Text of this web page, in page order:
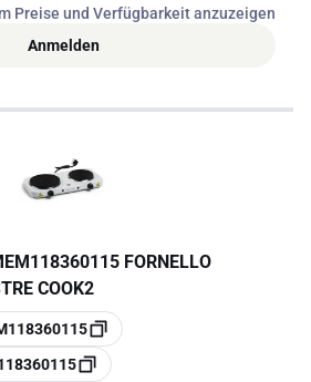
Preise und Verfügbarkeit anzuzeigen
Anmelden
FORNELLO
COOK2